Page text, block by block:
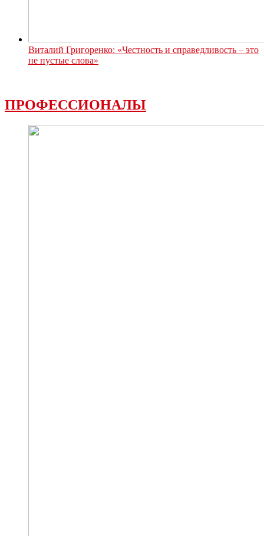
Виталий Григоренко: «Честность и справедливость – это
не пустые слова»
ПРОФЕССИОНАЛЫ